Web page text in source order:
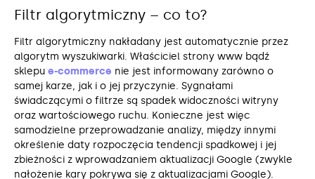
Filtr algorytmiczny – co to?
Filtr algorytmiczny nakładany jest automatycznie przez
algorytm wyszukiwarki. Właściciel strony www bądź
sklepu e-commerce nie jest informowany zarówno o
samej karze, jak i o jej przyczynie. Sygnałami
świadczącymi o filtrze są spadek widoczności witryny
oraz wartościowego ruchu. Konieczne jest więc
samodzielne przeprowadzanie analizy, między innymi
określenie daty rozpoczęcia tendencji spadkowej i jej
zbieżności z wprowadzaniem aktualizacji Google (zwykle
nałożenie kary pokrywa się z aktualizacjami Google).